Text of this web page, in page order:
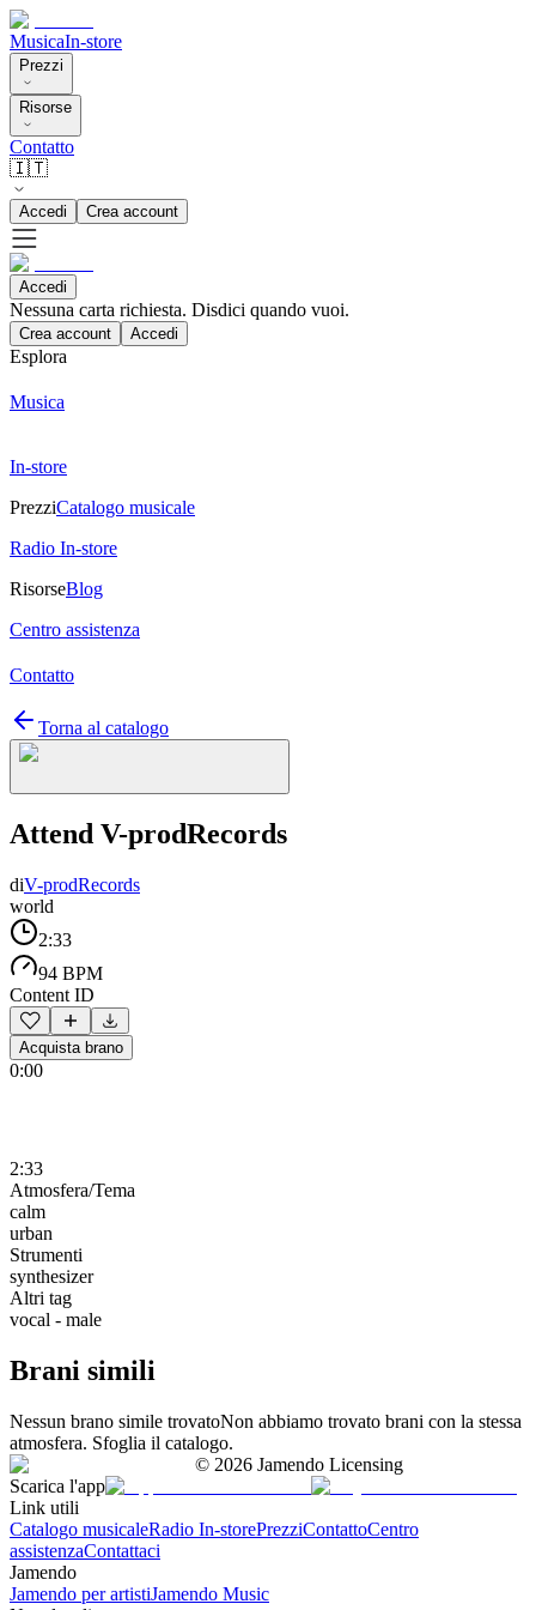
MusicaIn-store
Prezzi
Risorse
Contatto
🇮🇹
Accedi Crea account
Accedi
Nessuna carta richiesta. Disdici quando vuoi.
Crea account Accedi
Esplora
Musica
In-store
PrezziCatalogo musicale
Radio In-store
RisorseBlog
Centro assistenza
Contatto
Torna al catalogo
Attend V-prodRecords
diV-prodRecords
world
2:33
94 BPM
Content ID
Acquista brano
0:00
2:33
Atmosfera/Tema
calm
urban
Strumenti
synthesizer
Altri tag
vocal - male
Brani simili
Nessun brano simile trovatoNon abbiamo trovato brani con la stessa
atmosfera. Sfoglia il catalogo.
© 2026 Jamendo Licensing
Scarica l'app
Link utili
Catalogo musicaleRadio In-storePrezziContattoCentro
assistenzaContattaci
Jamendo
Jamendo per artistiJamendo Music